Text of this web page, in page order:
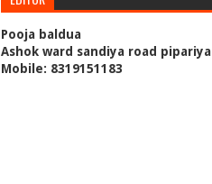
Pooja baldua
Ashok ward sandiya road pipariya
Mobile: 8319151183